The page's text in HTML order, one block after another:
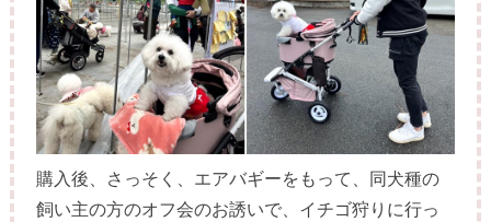
購入後、さっそく、エアバギーをもって、同犬種の
飼い主の方のオフ会のお誘いで、イチゴ狩りに行っ